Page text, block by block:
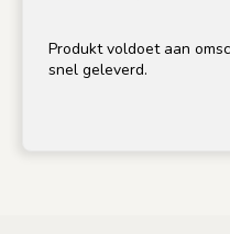
Produkt voldoet aan
snel geleverd.